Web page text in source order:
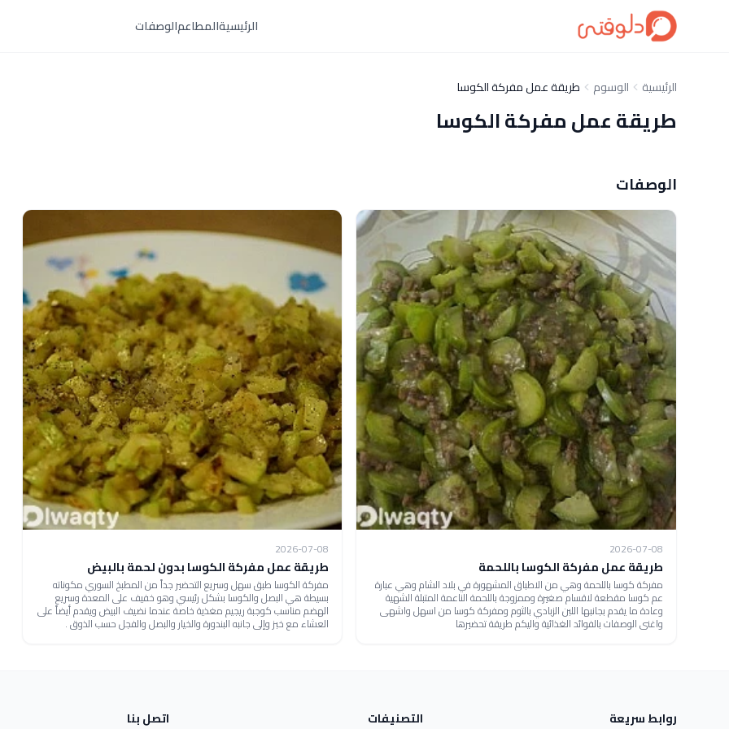
الرئيسيةالمطاعمالوصفات
الرئيسية الوسوم طريقة عمل مفركة الكوسا
طريقة عمل مفركة الكوسا
الوصفات
2026-07-08
طريقة عمل مفركة الكوسا باللحمة
مفركة كوسا باللحمة وهي من الاطباق المشهورة في بلاد الشام وهي عبارة
عم كوسا مقطعة لاقسام صغيرة وممزوجة باللحمة الناعمة المتبلة الشهية
وعادة ما يقدم بجانبها اللبن الزبادي بالثوم ومفركة كوسا من اسهل واشهى
واغنى الوصفات بالفوائد الغذائية واليكم طريقة تحضيرها
2026-07-08
طريقة عمل مفركة الكوسا بدون لحمة بالبيض
مفركة الكوسا طبق سهل وسريع التحضير جداً من المطبخ السوري مكوناته
بسيطة هي البصل والكوسا بشكل رئيسي وهو خفيف على المعدة وسريع
الهضم مناسب كوجبة ريجيم مغذية خاصة عندما نضيف البيض ويقدم أيضاً على
العشاء مع خبز وإلى جانبه البندورة والخيار والبصل والفجل حسب الذوق .
روابط سريعة التصنيفات اتصل بنا